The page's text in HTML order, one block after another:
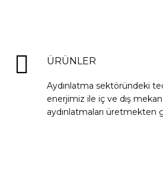
ÜRÜNLER
Aydınlatma sektöründeki
enerjimiz ile iç ve dış mekan
aydınlatmaları üretmekten